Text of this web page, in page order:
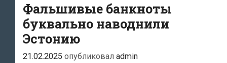
Фальшивые банкноты
буквально наводнили
Эстонию
21.02.2025 опубликовал admin